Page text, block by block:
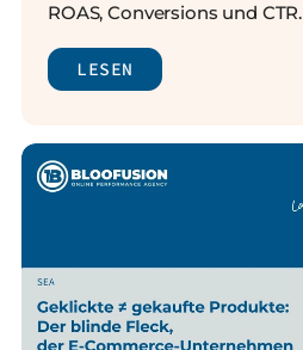
ROAS, Conversions und CTR.
LESEN